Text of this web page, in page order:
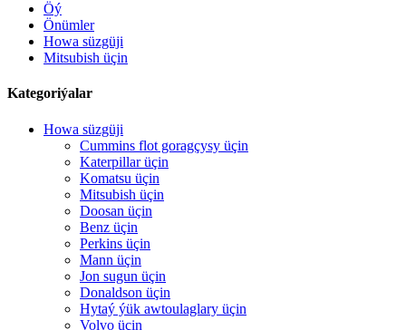
Öý
Önümler
Howa süzgüji
Mitsubish üçin
Kategoriýalar
Howa süzgüji
Cummins flot goragçysy üçin
Katerpillar üçin
Komatsu üçin
Mitsubish üçin
Doosan üçin
Benz üçin
Perkins üçin
Mann üçin
Jon sugun üçin
Donaldson üçin
Hytaý ýük awtoulaglary üçin
Volvo üçin